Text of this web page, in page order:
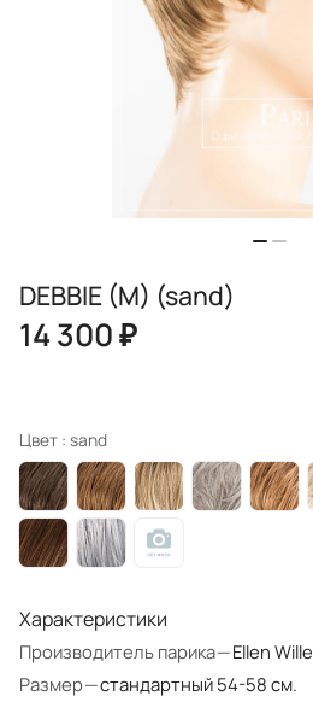
DEBBIE (M) (sand)
14 300 ₽
Цвет : sand
Характеристики
Производитель парика—Ellen Wille
Размер—стандартный 54-58 см.